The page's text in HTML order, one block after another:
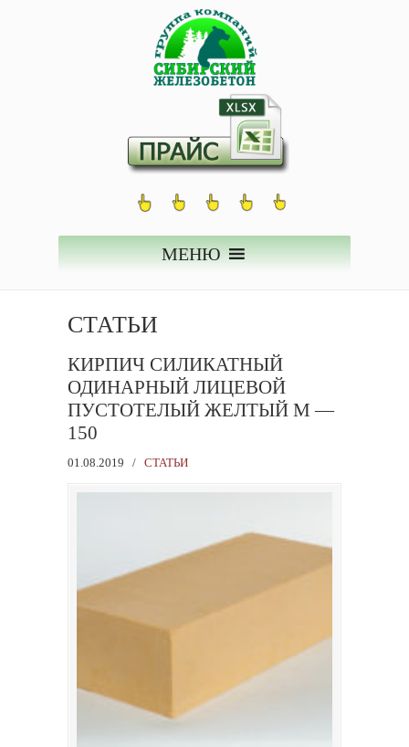
МЕНЮ
СТАТЬИ
КИРПИЧ СИЛИКАТНЫЙ
ОДИНАРНЫЙ ЛИЦЕВОЙ
ПУСТОТЕЛЫЙ ЖЕЛТЫЙ М —
150
01.08.2019 / СТАТЬИ